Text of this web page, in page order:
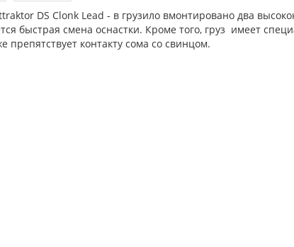
DS Clonk Lead - в грузило вмонтировано два
быстрая смена оснастки. Кроме того, груз имеет
препятствует контакту сома со свинцом.